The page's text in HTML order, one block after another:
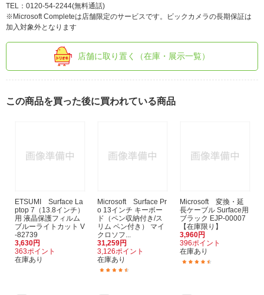
TEL：0120-54-2244(無料通話)
※Microsoft Completeは店舗限定のサービスです。ビックカメラの長期保証は
加入対象外となります
店舗に取り置く（在庫・展示一覧）
この商品を買った後に買われている商品
ETSUMI Surface La
ptop 7（13.8インチ）
用 液晶保護フィルム
ブルーライトカット V
-82739
3,630円
363ポイント
在庫あり
Microsoft Surface Pr
o 13インチ キーボー
ド（ペン収納付き/ス
リム ペン付き） マイ
クロソフ...
31,259円
3,126ポイント
在庫あり
Microsoft 変換・延
長ケーブル Surface用
ブラック EJP-00007
【在庫限り】
3,960円
396ポイント
在庫あり